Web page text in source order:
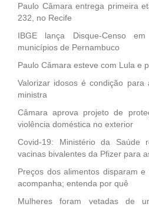
Paulo Câmara entrega primeira
232, no Recife
IBGE lança Disque-Censo
municípios de Pernambuco
Paulo Câmara esteve com Lula e
Valorizar idosos é condição para
ministra
Câmara aprova projeto de
violência doméstica no exterior
Covid-19: Ministério da Saúde
vacinas bivalentes da Pfizer para
Preços dos alimentos disparam
acompanha; entenda por quê
Mulheres foram vetadas de